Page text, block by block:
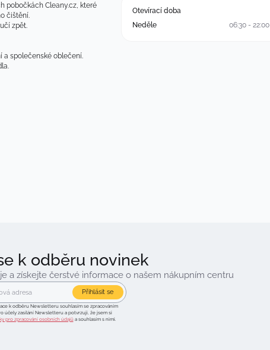
pobočkách Cleany.cz, které
čištění.
zpět.​
a společenské oblečení.​
Otevírací doba
Neděle
06:30 - 22:00
k odběru novinek
a získejte čerstvé informace o našem nákupním centru
Přihlásit se
k odběru Newsletteru souhlasím se zpracováním
účely zasílání Newsletteru a potvrzuji, že jsem si
pro zpracování osobních údajůa souhlasím s nimi.